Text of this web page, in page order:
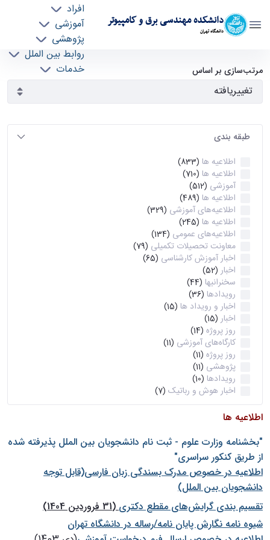
دانشکده مهندسی برق و کامپیوتر
دانشگاه تهران
افراد
آموزشی
پژوهشی
روابط بین الملل
خدمات
آرشیو اطلاعیه ها - ece- دانشکده مهندسی برق و
کامپیوتر
مرتب‌سازی بر اساس
طبقه بندی
اطلاعیه ها (833)
اطلاعیه ها (710)
آموزشی (512)
اطلاعیه ها (489)
اطلاعیه‌های‌ آموزشی (329)
اطلاعیه ها (245)
اطلاعیه‌های عمومی (134)
معاونت تحصیلات تکمیلی (79)
اخبار آموزش کارشناسی (65)
اخبار (52)
سخنرانیها (44)
رویدادها (36)
اخبار و رویداد ها (15)
اخبار (15)
روز پروژه (14)
کارگاه‌های آموزشی (11)
روز پروژه (11)
پژوهشی (11)
رویدادها (10)
اخبار هوش و رباتیک (7)
اطلاعیه ها
"بخشنامه وزارت علوم - ثبت نام دانشجويان بين الملل پذيرفته شده
از طريق كنكور سراسری"
اطلاعیه در خصوص مدرک بسندگی زبان فارسی(قابل توجه
دانشجویان بین الملل)
تقسیم بندی گرایش‌های مقطع دکتری(31 فروردین 1404)
شيوه نامه نگارش پايان نامه/رساله در دانشگاه تهران